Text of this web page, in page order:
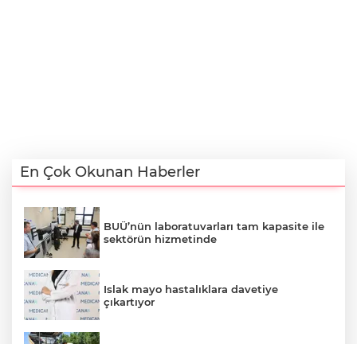
En Çok Okunan Haberler
BUÜ’nün laboratuvarları tam kapasite ile
sektörün hizmetinde
Islak mayo hastalıklara davetiye
çıkartıyor